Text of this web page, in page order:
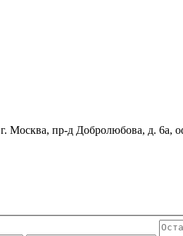
г. Москва, пр-д Добролюбова, д. 6а,